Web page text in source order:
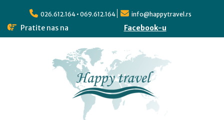
026.612.164 • 069.612.164 info@happytravel.rs
Pratite nas na Facebook-u